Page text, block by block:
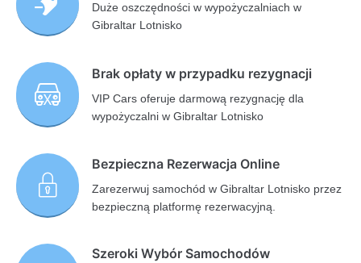
Duże oszczędności w wypożyczalniach w
Gibraltar Lotnisko
Brak opłaty w przypadku rezygnacji
VIP Cars oferuje darmową rezygnację dla
wypożyczalni w Gibraltar Lotnisko
Bezpieczna Rezerwacja Online
Zarezerwuj samochód w Gibraltar Lotnisko przez
bezpieczną platformę rezerwacyjną.
Szeroki Wybór Samochodów